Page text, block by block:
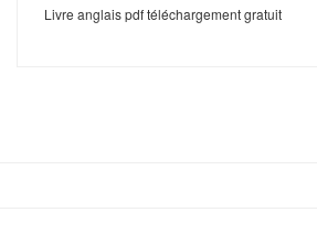
Livre anglais pdf téléchargement gratuit